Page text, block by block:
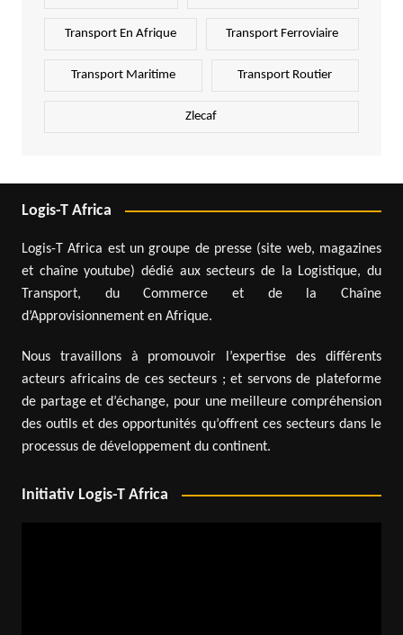
Transport En Afrique Transport Ferroviaire
Transport Maritime Transport Routier
Zlecaf
Logis-T Africa
Logis-T Africa est un groupe de presse (site web, magazines
et chaîne youtube) dédié aux secteurs de la Logistique, du
Transport, du Commerce et de la Chaîne
d’Approvisionnement en Afrique.
Nous travaillons à promouvoir l’expertise des différents
acteurs africains de ces secteurs ; et servons de plateforme
de partage et d’échange, pour une meilleure compréhension
des outils et des opportunités qu’offrent ces secteurs dans le
processus de développement du continent.
Initiativ Logis-T Africa